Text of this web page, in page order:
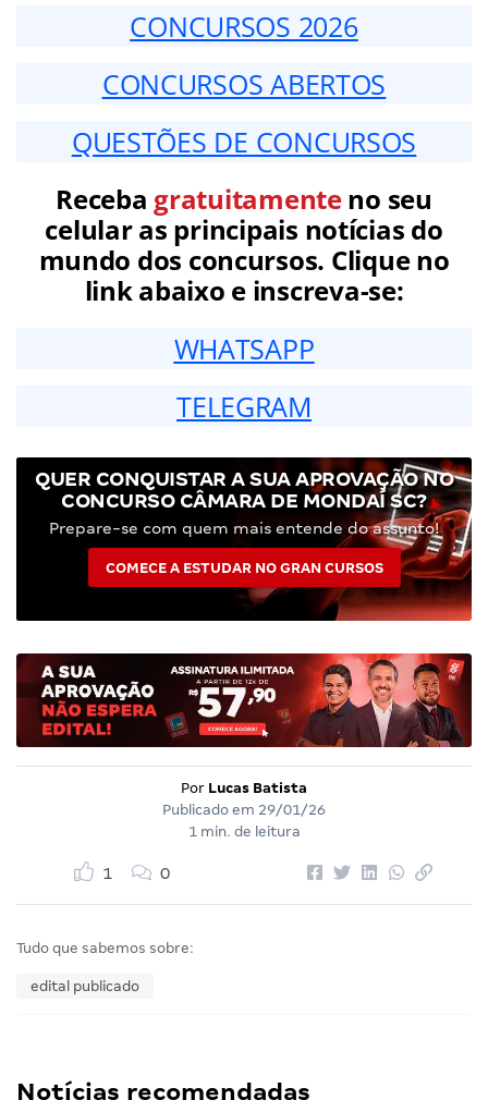
CONCURSOS 2026
CONCURSOS ABERTOS
QUESTÕES DE CONCURSOS
Receba gratuitamenteno seu
celular as principais notícias do
mundo dos concursos. Clique no
link abaixo e inscreva-se:
WHATSAPP
TELEGRAM
QUER CONQUISTAR A SUA APROVAÇÃO NO
CONCURSO CÂMARA DE MONDAÍ SC?
Prepare-se com quem mais entende do assunto!
COMECE A ESTUDAR NO GRAN CURSOS
Por Lucas Batista
Publicado em 29/01/26
1 min. de leitura
1 0
Tudo que sabemos sobre:
edital publicado
Notícias recomendadas